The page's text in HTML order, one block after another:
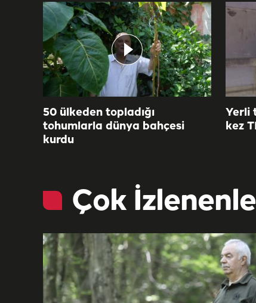
50 ülkeden topladığı
tohumlarla dünya bahçesi
kurdu
Yerli
kez
Çok